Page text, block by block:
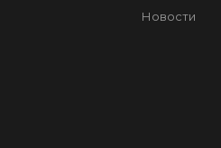
Новости